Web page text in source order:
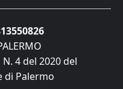
4 del 2020 del
di Palermo